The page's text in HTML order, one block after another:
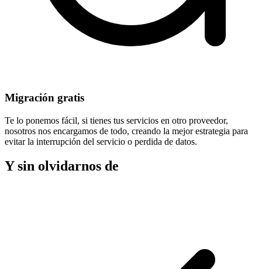
Migración gratis
Te lo ponemos fácil, si tienes tus servicios en otro proveedor,
nosotros nos encargamos de todo, creando la mejor estrategia para
evitar la interrupción del servicio o perdida de datos.
Y sin olvidarnos de